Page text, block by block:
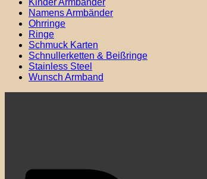
Namens Armbänder
Ohrringe
Ringe
Schmuck Karten
Schnullerketten & Beißringe
Stainless Steel
Wunsch Armband